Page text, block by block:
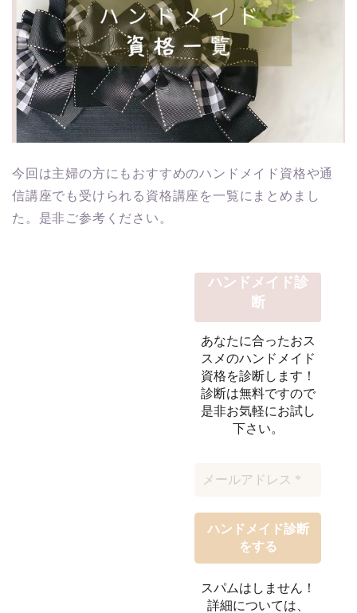
今回は主婦の方にもおすすめのハンドメイド資格や通
信講座でも受けられる資格講座を一覧にまとめまし
た。是非ご参考ください。
ハンドメイド診
断
あなたに合ったおス
スメのハンドメイド
資格を診断します！
診断は無料ですので
是非お気軽にお試し
下さい。
スパムはしません！
詳細については、